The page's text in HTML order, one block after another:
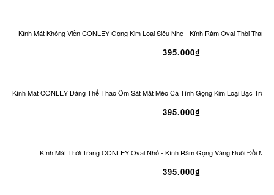
Kính Mát Không Viền CONLEY Gọng Kim Loại Siêu Nhẹ - Kính Râm Oval Thời Trang
395.000₫
Kính Mát CONLEY Dáng Thể Thao Ôm Sát Mắt Mèo Cá Tính Gọng Kim Loại Bạc
395.000₫
Kính Mát Thời Trang CONLEY Oval Nhỏ - Kính Râm Gọng Vàng Đuôi Đồi Mồi
395.000₫